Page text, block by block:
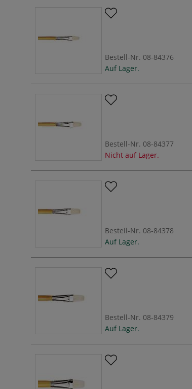
Bestell-Nr. 08-84376
Auf Lager.
Bestell-Nr. 08-84377
Nicht auf Lager.
Bestell-Nr. 08-84378
Auf Lager.
Bestell-Nr. 08-84379
Auf Lager.